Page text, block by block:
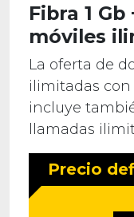
Fibra 1
móviles
La oferta de
ilimitadas
incluye
llamadas
Precio